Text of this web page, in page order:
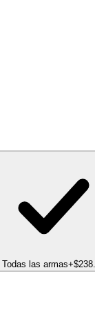
Todas las armas